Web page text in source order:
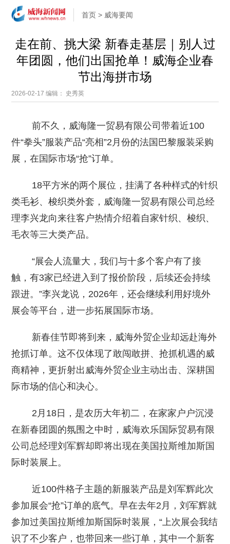
首页 > 威海要闻
走在前、挑大梁 新春走基层｜别人过
年团圆，他们出国抢单！威海企业春
节出海拼市场
2026-02-17编辑： 史秀英
前不久，威海隆一贸易有限公司带着近100
件“拳头”服装产品“亮相”2月份的法国巴黎服装采购
展，在国际市场“抢”订单。
18平方米的两个展位，挂满了各种样式的针织
类毛衫、梭织类外套，威海隆一贸易有限公司总经
理李兴龙向来往客户热情介绍着自家针织、梭织、
毛衣等三大类产品。
“展会人流量大，我们与十多个客户有了接
触，有3家已经进入到了报价阶段，后续还会持续
跟进。”李兴龙说，2026年，还会继续利用好境外
展会等平台，进一步拓展国际市场。
新春佳节即将到来，威海外贸企业却远赴海外
抢抓订单。这不仅体现了敢闯敢拼、抢抓机遇的威
商精神，更折射出威海外贸企业主动出击、深耕国
际市场的信心和决心。
2月18日，是农历大年初二，在家家户户沉浸
在新春团圆的氛围之中时，威海欢乐国际贸易有限
公司总经理刘军辉却即将出现在美国拉斯维加斯国
际时装展上。
近100件格子主题的新服装产品是刘军辉此次
参加展会“抢”订单的底气。早在去年2月，刘军辉就
参加过美国拉斯维加斯国际时装展，“上次展会我结
识了不少客户，也带回来一些订单，其中一个新客